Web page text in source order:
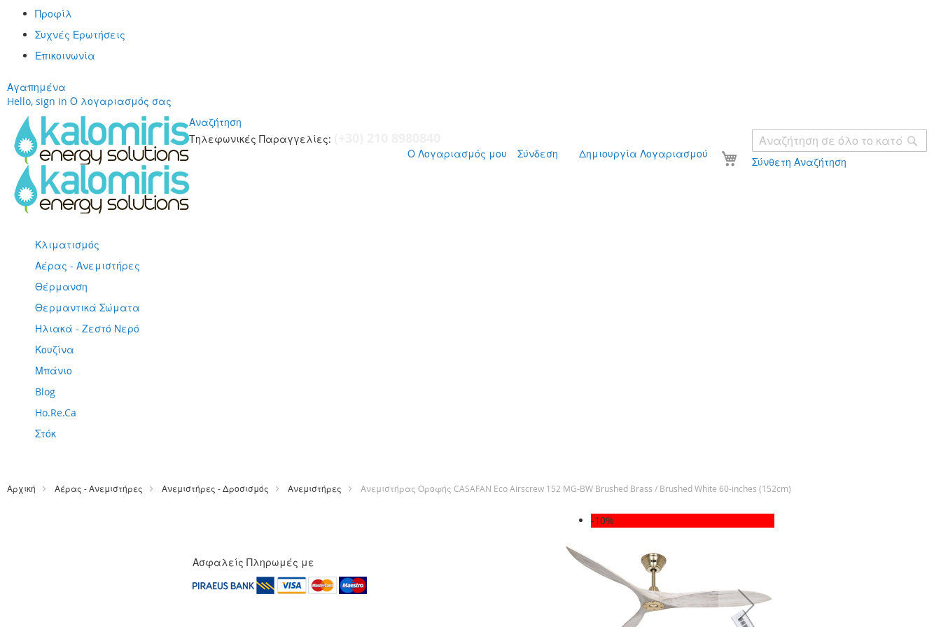
Προφίλ
Συχνές Ερωτήσεις
Επικοινωνία
Αγαπημένα
Hello, sign in Ο λογαριασμός σας
Αναζήτηση
Σύνθετη Αναζήτηση
Τηλεφωνικές Παραγγελίες:
Το καλάθι σας
Ο Λογαριασμός μου Σύνδεση Δημιουργία Λογαριασμού
περιεχόμενο
Κλιματισμός
Αέρας - Ανεμιστήρες
Θέρμανση
Θερμαντικά Σώματα
Ηλιακά - Ζεστό Νερό
Κουζίνα
Μπάνιο
Blog
Ho.Re.Ca
Στόκ
Αρχική Αέρας - Ανεμιστήρες Ανεμιστήρες - Δροσισμός Ανεμιστήρες Ανεμιστήρας Οροφής CASAFAN Eco Airscrew 152 MG-BW Brushed Brass / Brushed White 60-inches (152cm)
Μετάβαση
τέλος
της
συλλογής
-10%
Ασφαλείς Πληρωμές με